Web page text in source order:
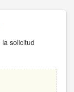
solicitud